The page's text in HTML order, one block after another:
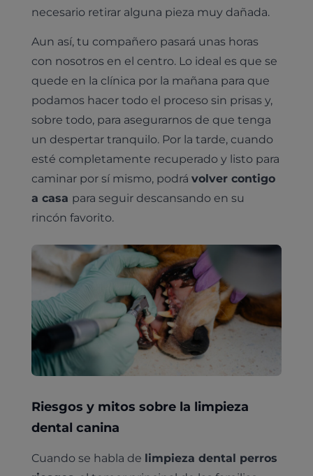
Pruebas diagnósticas
Diagnóstico veterinario por imagen
Laboratorio veterinario propio
Pruebas cropológicas
Identificación con microchip y pasaporte
Desparasitación
Vacunación
Leishmaniasis
Medicina general
Dermatología
Odontología
Traumatología
Nutrición
Urología y nefrología
Planes de salud para perros
Planes de salud para gatos
Todos los planes de salud
¿Quiénes somos?
Trabaja en Clinicanimal
necesario retirar alguna pieza muy dañada.
Aun así, tu compañero pasará unas horas
con nosotros en el centro. Lo ideal es que se
quede en la clínica por la mañana para que
podamos hacer todo el proceso sin prisas y,
sobre todo, para asegurarnos de que tenga
un despertar tranquilo. Por la tarde, cuando
esté completamente recuperado y listo para
caminar por sí mismo, podrá volver contigo
a casa para seguir descansando en su
rincón favorito.
Riesgos y mitos sobre la limpieza
dental canina
Cuando se habla de limpieza dental perros